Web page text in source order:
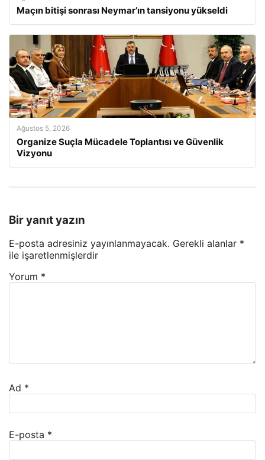
Maçın bitişi sonrası Neymar’ın tansiyonu yükseldi
Ağustos 5, 2026
Organize Suçla Mücadele Toplantısı ve Güvenlik
Vizyonu
Bir yanıt yazın
E-posta adresiniz yayınlanmayacak. Gerekli alanlar *
ile işaretlenmişlerdir
Yorum *
Ad *
E-posta *